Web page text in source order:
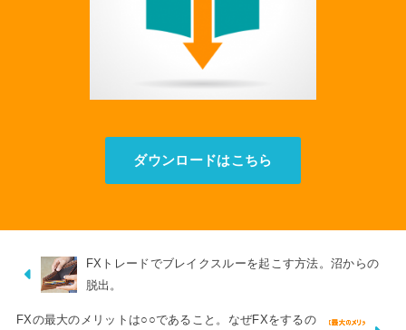
ダウンロードはこちら
FXトレードでブレイクスルーを起こす方法。沼からの
脱出。
FXの最大のメリットは○○であること。なぜFXをするの